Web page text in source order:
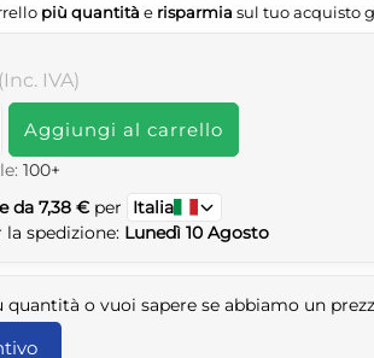
più quantità e risparmia sul tuo acquisto
IVA)
Aggiungi al carrello
100+
da 7,38 € per
Italia
spedizione: Lunedì 10 Agosto
o vuoi sapere se abbiamo un